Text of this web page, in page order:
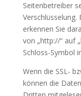
Seitenbetreiber
Verschlüsselung.
erkennen Sie
von „http://“ auf
Schloss-Symbol
Wenn die SSL-
können die